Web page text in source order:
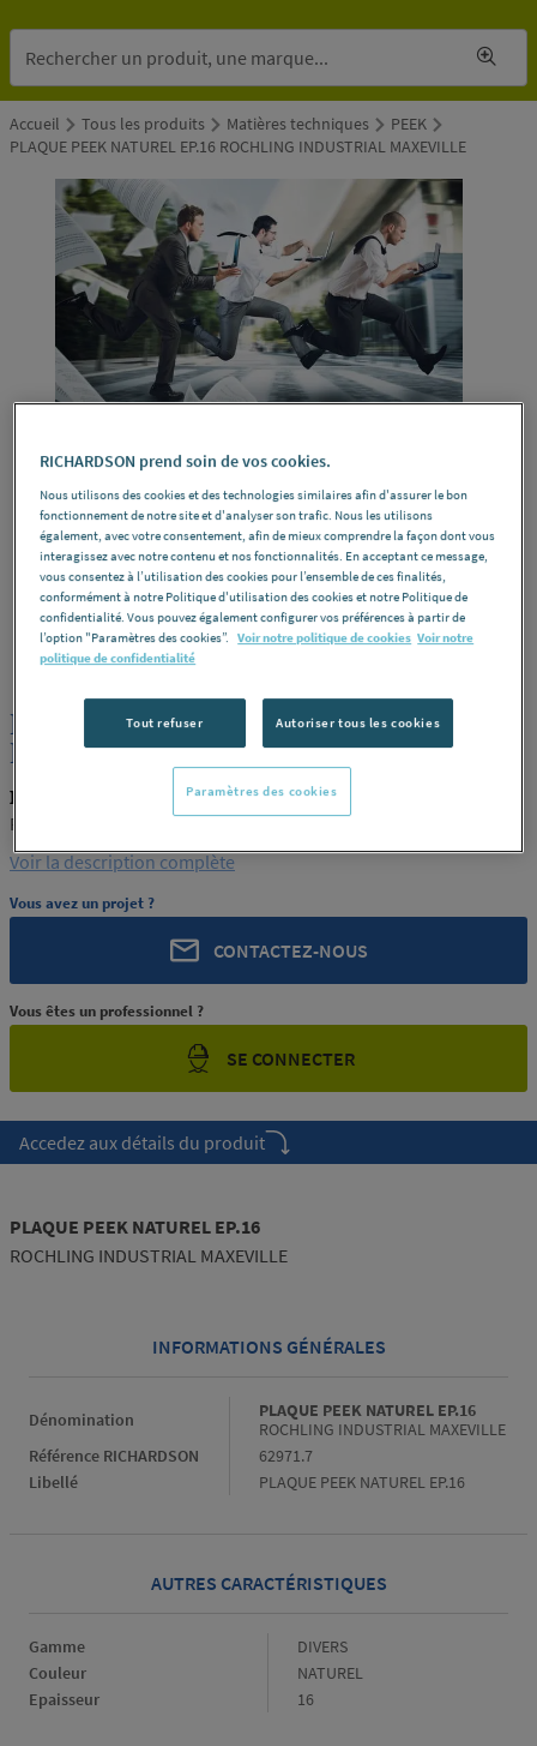
Accueil Tous les produits Matières techniques
PEEK
PLAQUE PEEK NATUREL EP.16 ROCHLING INDUSTRIAL MAXEVILLE
ROCHLING REF : 62971
PLAQUE PEEK NATUREL EP.16
ROCHLING INDUSTRIAL MAXEVILLE
ROCHLING PRODUIT-62971
ROCHLING INDUSTRIAL MAXEVILLE
Voir la description complète
Vous avez un projet ?
CONTACTEZ-NOUS
Vous êtes un professionnel ?
SE CONNECTER
Accedez aux détails du produit
PLAQUE PEEK NATUREL EP.16
ROCHLING INDUSTRIAL MAXEVILLE
INFORMATIONS GÉNÉRALES
Dénomination
PLAQUE PEEK NATUREL EP.16
ROCHLING INDUSTRIAL MAXEVILLE
Référence RICHARDSON
62971.7
Libellé
PLAQUE PEEK NATUREL EP.16
AUTRES CARACTÉRISTIQUES
Gamme Gamme
DIVERS
Couleur
Couleur
NATUREL
Epaisseur
Epaisseur
16
RICHARDSON prend soin de vos cookies.
Nous utilisons des cookies et des technologies similaires afin d'assurer le bon
fonctionnement de notre site et d'analyser son trafic. Nous les utilisons
également, avec votre consentement, afin de mieux comprendre la façon dont vous
interagissez avec notre contenu et nos fonctionnalités. En acceptant ce message,
vous consentez à l’utilisation des cookies pour l’ensemble de ces finalités,
conformément à notre Politique d'utilisation des cookies et notre Politique de
confidentialité. Vous pouvez également configurer vos préférences à partir de
l’option "Paramètres des cookies”. Voir notre politique de cookies Voir notre
politique de confidentialité
Tout refuser Autoriser tous les cookies
Paramètres des cookies